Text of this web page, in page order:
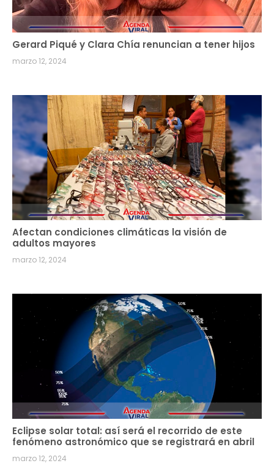
Gerard Piqué y Clara Chía renuncian a tener hijos
marzo 12, 2024
Afectan condiciones climáticas la visión de
adultos mayores
marzo 12, 2024
Eclipse solar total: así será el recorrido de este
fenómeno astronómico que se registrará en abril
marzo 12, 2024